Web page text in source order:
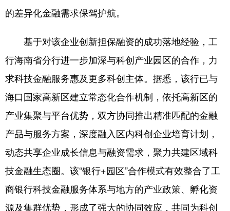
的差异化金融需求保驾护航。
基于对该企业创新担保融资的成功落地经验，工
行海南省分行进一步加深与科创产业园区的合作，力
求科技金融服务惠及更多科创主体。据悉，该行已与
海口国家高新区建立常态化合作机制，依托高新区的
产业集聚与平台优势，双方协同推出精准匹配的金融
产品与服务方案，深度融入区内科创企业培育计划，
动态共享企业成长信息与融资需求，聚力共建区域科
技金融生态圈。该“银行+园区”合作模式有效整合了工
商银行科技金融服务体系与地方的产业政策、孵化资
源及集群优势，形成了强大的协同效应，共同为科创